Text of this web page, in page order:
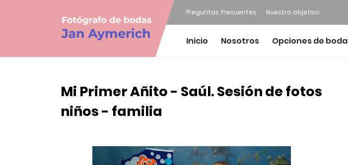
Preguntas frecuentes Nuestro objetivo
Inicio Nosotros Opciones de boda
Mi Primer Añito - Saúl. Sesión de fotos
niños - familia